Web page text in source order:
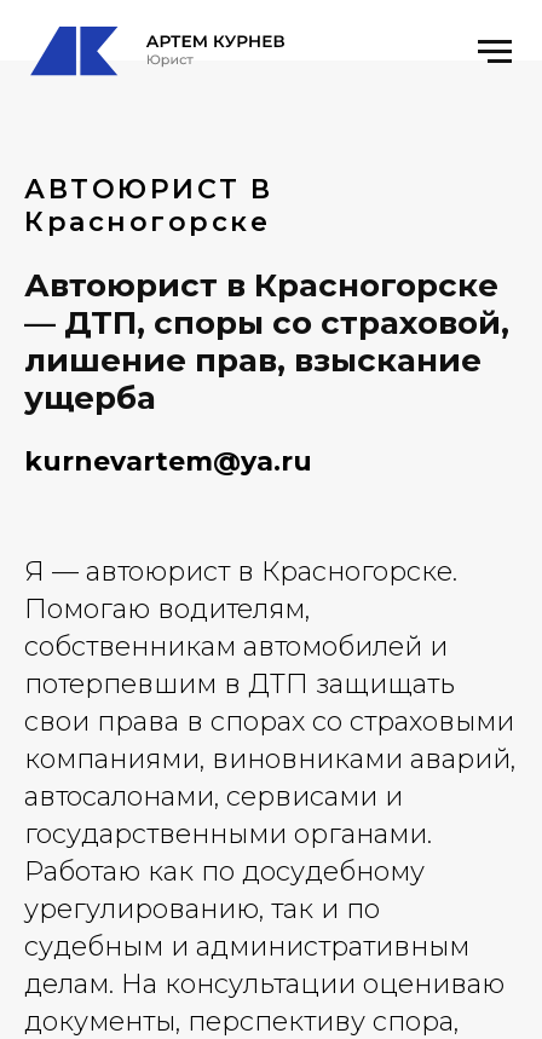
АВТОЮРИСТ В
Красногорске
Автоюрист в Красногорске
— ДТП, споры со страховой,
лишение прав, взыскание
ущерба
kurnevartem@ya.ru
Я — автоюрист в Красногорске.
Помогаю водителям,
собственникам автомобилей и
потерпевшим в ДТП защищать
свои права в спорах со страховыми
компаниями, виновниками аварий,
автосалонами, сервисами и
государственными органами.
Работаю как по досудебному
урегулированию, так и по
судебным и административным
делам. На консультации оцениваю
документы, перспективу спора,